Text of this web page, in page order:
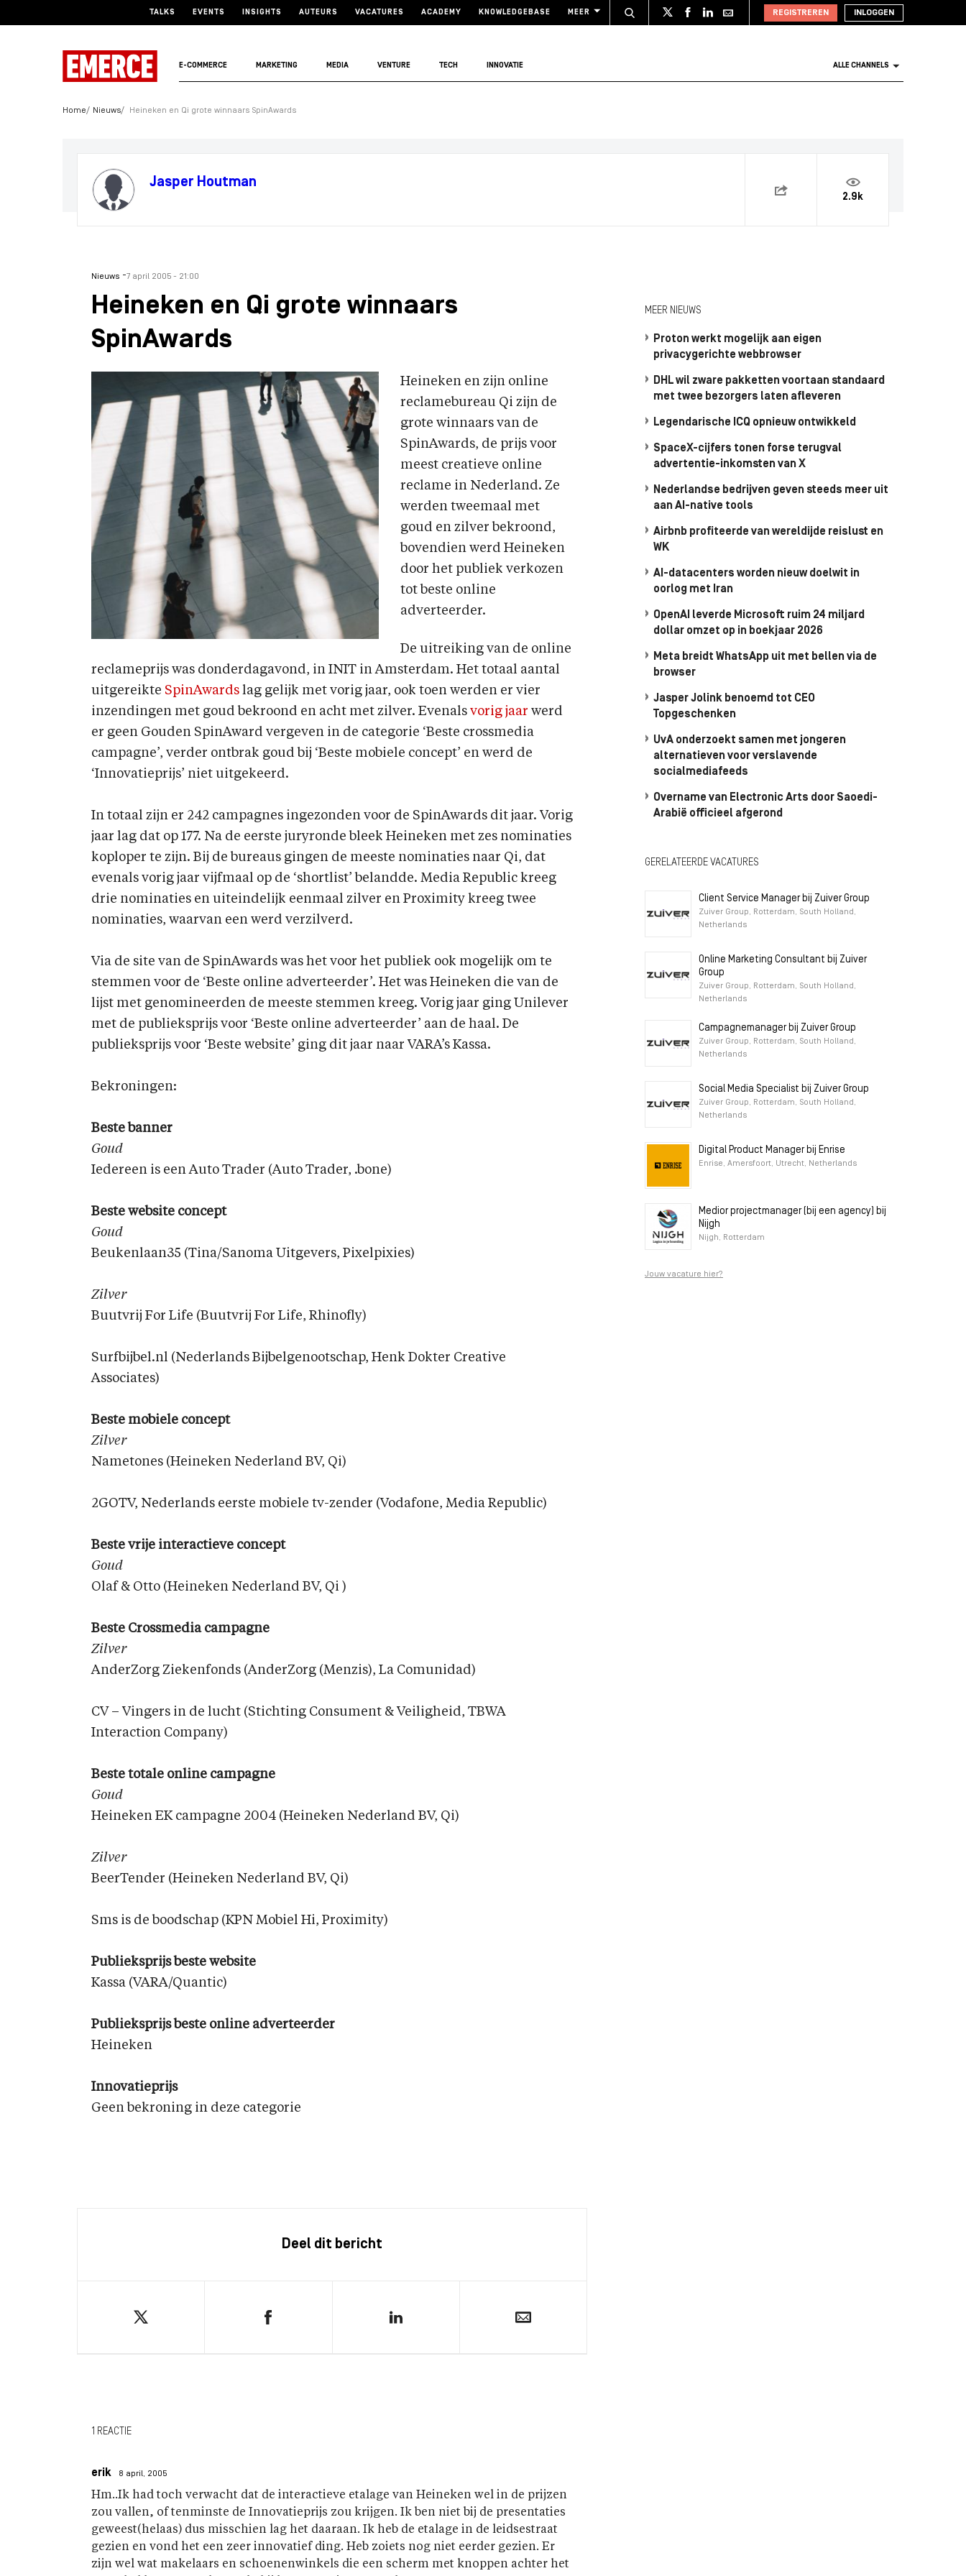
TALKS EVENTS INSIGHTS AUTEURS VACATURES ACADEMY KNOWLEDGEBASE MEER REGISTREREN INLOGGEN
E-COMMERCE MARKETING MEDIA VENTURE TECH INNOVATIE ALLE CHANNELS
Home Nieuws Heineken en Qi grote winnaars SpinAwards
Jasper Houtman
2.9k
Nieuws -7 april 2005 - 21:00
Heineken en Qi grote winnaars
SpinAwards
Heineken en zijn online
reclamebureau Qi zijn de
grote winnaars van de
SpinAwards, de prijs voor
meest creatieve online
reclame in Nederland. Ze
werden tweemaal met
goud en zilver bekroond,
bovendien werd Heineken
door het publiek verkozen
tot beste online
adverteerder.
De uitreiking van de online
reclameprijs was donderdagavond, in INIT in Amsterdam. Het totaal aantal
uitgereikte SpinAwards lag gelijk met vorig jaar, ook toen werden er vier
inzendingen met goud bekroond en acht met zilver. Evenals vorig jaar werd
er geen Gouden SpinAward vergeven in de categorie ‘Beste crossmedia
campagne’, verder ontbrak goud bij ‘Beste mobiele concept’ en werd de
‘Innovatieprijs’ niet uitgekeerd.
In totaal zijn er 242 campagnes ingezonden voor de SpinAwards dit jaar. Vorig
jaar lag dat op 177. Na de eerste juryronde bleek Heineken met zes nominaties
koploper te zijn. Bij de bureaus gingen de meeste nominaties naar Qi, dat
evenals vorig jaar vijfmaal op de ‘shortlist’ belandde. Media Republic kreeg
drie nominaties en uiteindelijk eenmaal zilver en Proximity kreeg twee
nominaties, waarvan een werd verzilverd.
Via de site van de SpinAwards was het voor het publiek ook mogelijk om te
stemmen voor de ‘Beste online adverteerder’. Het was Heineken die van de
lijst met genomineerden de meeste stemmen kreeg. Vorig jaar ging Unilever
met de publieksprijs voor ‘Beste online adverteerder’ aan de haal. De
publieksprijs voor ‘Beste website’ ging dit jaar naar VARA’s Kassa.
Bekroningen:
Beste banner
Goud
Iedereen is een Auto Trader (Auto Trader, .bone)
Beste website concept
Goud
Beukenlaan35 (Tina/Sanoma Uitgevers, Pixelpixies)
Zilver
Buutvrij For Life (Buutvrij For Life, Rhinofly)
Surfbijbel.nl (Nederlands Bijbelgenootschap, Henk Dokter Creative
Associates)
Beste mobiele concept
Zilver
Nametones (Heineken Nederland BV, Qi)
2GOTV, Nederlands eerste mobiele tv-zender (Vodafone, Media Republic)
Beste vrije interactieve concept
Goud
Olaf & Otto (Heineken Nederland BV, Qi )
Beste Crossmedia campagne
Zilver
AnderZorg Ziekenfonds (AnderZorg (Menzis), La Comunidad)
CV – Vingers in de lucht (Stichting Consument & Veiligheid, TBWA
Interaction Company)
Beste totale online campagne
Goud
Heineken EK campagne 2004 (Heineken Nederland BV, Qi)
Zilver
BeerTender (Heineken Nederland BV, Qi)
Sms is de boodschap (KPN Mobiel Hi, Proximity)
Publieksprijs beste website
Kassa (VARA/Quantic)
Publieksprijs beste online adverteerder
Heineken
Innovatieprijs
Geen bekroning in deze categorie
Deel dit bericht
1 REACTIE
erik 8 april, 2005
Hm..Ik had toch verwacht dat de interactieve etalage van Heineken wel in de prijzen
zou vallen, of tenminste de Innovatieprijs zou krijgen. Ik ben niet bij de presentaties
geweest(helaas) dus misschien lag het daaraan. Ik heb de etalage in de leidsestraat
gezien en vond het een zeer innovatief ding. Heb zoiets nog niet eerder gezien. Er
zijn wel wat makelaars en schoenenwinkels die een scherm met knoppen achter het
MEER NIEUWS
Proton werkt mogelijk aan eigen
privacygerichte webbrowser
DHL wil zware pakketten voortaan standaard
met twee bezorgers laten afleveren
Legendarische ICQ opnieuw ontwikkeld
SpaceX-cijfers tonen forse terugval
advertentie-inkomsten van X
Nederlandse bedrijven geven steeds meer uit
aan AI-native tools
Airbnb profiteerde van wereldijde reislust en
WK
AI-datacenters worden nieuw doelwit in
oorlog met Iran
OpenAI leverde Microsoft ruim 24 miljard
dollar omzet op in boekjaar 2026
Meta breidt WhatsApp uit met bellen via de
browser
Jasper Jolink benoemd tot CEO
Topgeschenken
UvA onderzoekt samen met jongeren
alternatieven voor verslavende
socialmediafeeds
Overname van Electronic Arts door Saoedi-
Arabië officieel afgerond
GERELATEERDE VACATURES
Client Service Manager bij Zuiver Group
Zuiver Group, Rotterdam, South Holland,
Netherlands
Online Marketing Consultant bij Zuiver
Group
Zuiver Group, Rotterdam, South Holland,
Netherlands
Campagnemanager bij Zuiver Group
Zuiver Group, Rotterdam, South Holland,
Netherlands
Social Media Specialist bij Zuiver Group
Zuiver Group, Rotterdam, South Holland,
Netherlands
Digital Product Manager bij Enrise
Enrise, Amersfoort, Utrecht, Netherlands
Medior projectmanager (bij een agency) bij
Nijgh
Nijgh, Rotterdam
Jouw vacature hier?